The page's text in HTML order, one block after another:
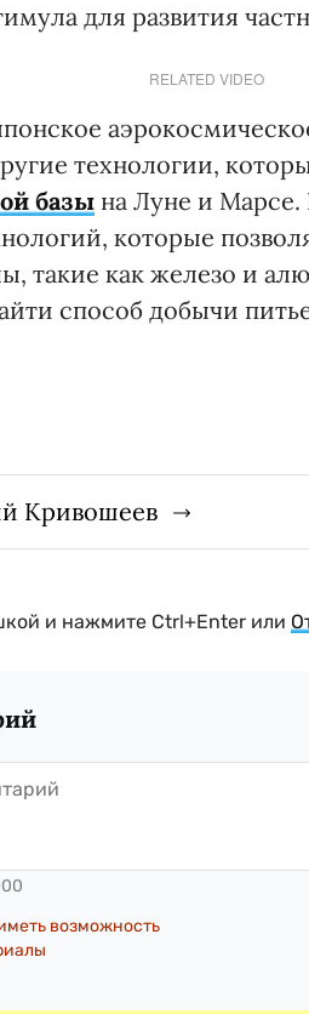
для развития
RELATED VIDEO
технологии,
базы на Луне и Марсе.
которые
такие как железо и
способ добычи
Кривошеев
и нажмите Ctrl+Enter или
возможность